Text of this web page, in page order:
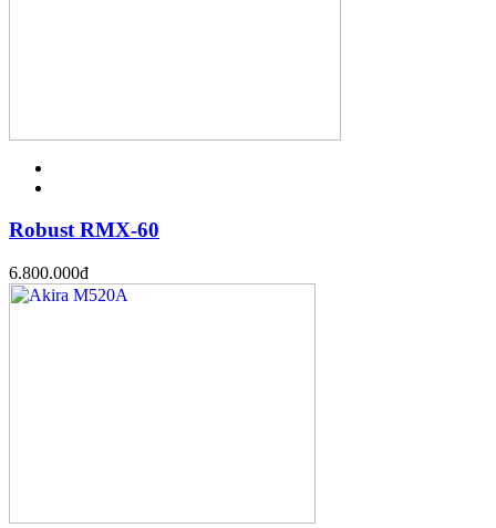
Robust RMX-60
6.800.000đ